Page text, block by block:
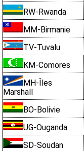
RW-Rwanda
MM-Birmanie
TV-Tuvalu
KM-Comores
MH-Îles
Marshall
BO-Bolivie
UG-Ouganda
SD-Soudan